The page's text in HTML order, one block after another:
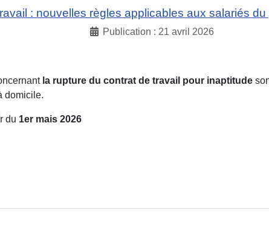
: nouvelles règles applicables aux salariés
Publication : 21 avril 2026
la rupture du contrat de travail pour inaptitude
domicile.
du 1er mais 2026